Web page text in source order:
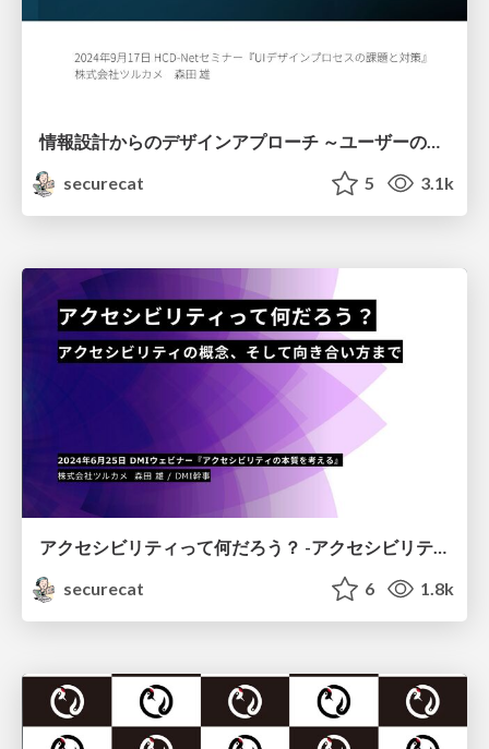
securecat
5 3.1k
アクセシビリティって何だろう？ -アクセシビリティの概念、そして向き合い方まで-
securecat
6 1.8k